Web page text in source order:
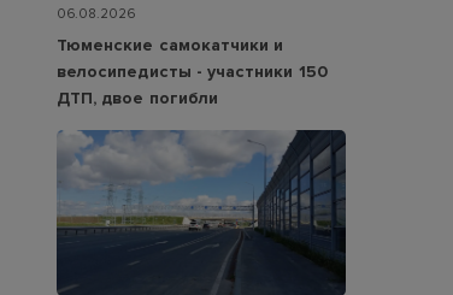
06.08.2026
Тюменские самокатчики и
велосипедисты - участники 150
ДТП, двое погибли